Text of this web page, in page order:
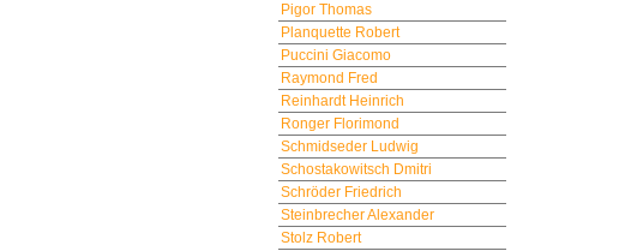
Pigor Thomas
Planquette Robert
Puccini Giacomo
Raymond Fred
Reinhardt Heinrich
Ronger Florimond
Schmidseder Ludwig
Schostakowitsch Dmitri
Schröder Friedrich
Steinbrecher Alexander
Stolz Robert